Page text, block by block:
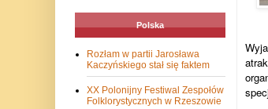
Polska
Rozłam w partii Jarosława
Kaczyńskiego stał się faktem
XX Polonijny Festiwal Zespołów
Folklorystycznych w Rzeszowie